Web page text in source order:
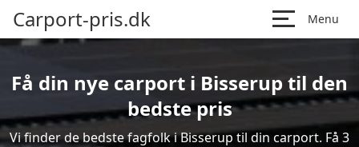
Carport-pris.dk Menu
Få din nye carport i Bisserup til den
bedste pris
Vi finder de bedste fagfolk i Bisserup til din carport. Få 3